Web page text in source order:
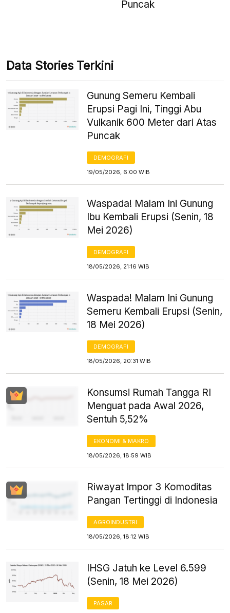
Puncak
Data Stories Terkini
Gunung Semeru Kembali
Erupsi Pagi Ini, Tinggi Abu
Vulkanik 600 Meter dari Atas
Puncak
DEMOGRAFI
19/05/2026, 6:00 WIB
Waspada! Malam Ini Gunung
Ibu Kembali Erupsi (Senin, 18
Mei 2026)
DEMOGRAFI
18/05/2026, 21:16 WIB
Waspada! Malam Ini Gunung
Semeru Kembali Erupsi (Senin,
18 Mei 2026)
DEMOGRAFI
18/05/2026, 20:31 WIB
Konsumsi Rumah Tangga RI
Menguat pada Awal 2026,
Sentuh 5,52%
EKONOMI & MAKRO
18/05/2026, 18:59 WIB
Riwayat Impor 3 Komoditas
Pangan Tertinggi di Indonesia
AGROINDUSTRI
18/05/2026, 18:12 WIB
IHSG Jatuh ke Level 6.599
(Senin, 18 Mei 2026)
PASAR